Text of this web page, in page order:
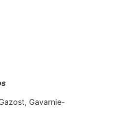
Gavarnie-